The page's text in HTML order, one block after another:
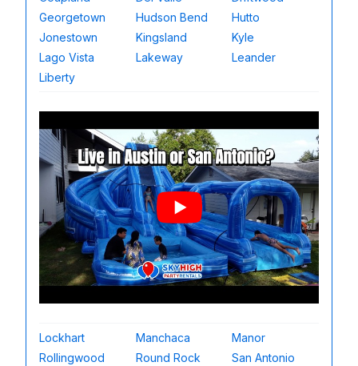
Georgetown
Hudson Bend
Hutto
Jonestown
Kingsland
Kyle
Lago Vista
Lakeway
Leander
Liberty
Lockhart Manchaca
Manor
Rollingwood
Round Rock
San Antonio